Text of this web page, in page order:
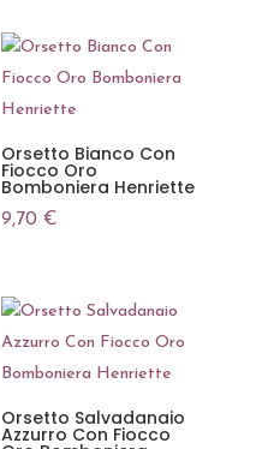
Orsetto Bianco Con
Fiocco Oro
Bomboniera Henriette
9,70€
Orsetto Salvadanaio
Azzurro Con Fiocco